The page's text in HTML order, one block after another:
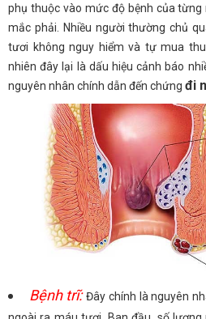
phụ thuộc vào mức độ bệnh của
mắc phải. Nhiều người thường chủ
tươi không nguy hiểm và tự mua
nhiên đây lại là dấu hiệu cảnh báo
nguyên nhân chính dẫn đến chứng đi
Bệnh trĩ:Đây chính là nguyên